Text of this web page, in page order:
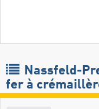
Nassfeld-
fer à